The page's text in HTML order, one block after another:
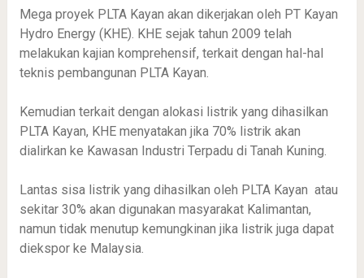
Mega proyek PLTA Kayan akan dikerjakan oleh PT Kayan
Hydro Energy (KHE). KHE sejak tahun 2009 telah
melakukan kajian komprehensif, terkait dengan hal-hal
teknis pembangunan PLTA Kayan.
Kemudian terkait dengan alokasi listrik yang dihasilkan
PLTA Kayan, KHE menyatakan jika 70% listrik akan
dialirkan ke Kawasan Industri Terpadu di Tanah Kuning.
Lantas sisa listrik yang dihasilkan oleh PLTA Kayan atau
sekitar 30% akan digunakan masyarakat Kalimantan,
namun tidak menutup kemungkinan jika listrik juga dapat
diekspor ke Malaysia.